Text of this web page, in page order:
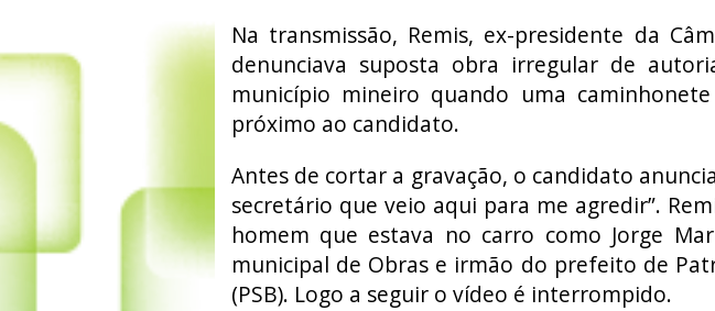
Na transmissão, Remis, ex-presidente da
denunciava suposta obra irregular de
município mineiro quando uma
próximo ao candidato.
Antes de cortar a gravação, o candidato
secretário que veio aqui para me agredir”.
homem que estava no carro como Jorge
municipal de Obras e irmão do prefeito de
(PSB). Logo a seguir o vídeo é interrompido.